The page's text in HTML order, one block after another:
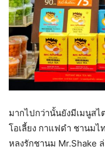
มากไปกว่านั้นยังมีเมนูสไ
โอเลี้ยง กาแฟดำ ชานม
หลงรักชานม Mr.Shake